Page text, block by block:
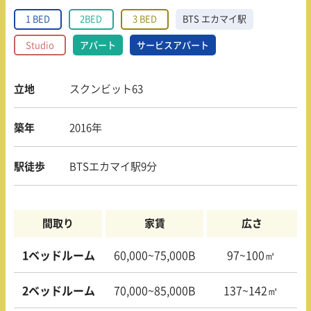
1 BED 2BED 3 BED BTS エカマイ駅
Studio アパート サービスアパート
立地 スクンビット63
築年 2016年
駅徒歩 BTSエカマイ駅9分
間取り 家賃 広さ
1ベッドルーム 60,000~75,000B 97~100㎡
2ベッドルーム 70,000~85,000B 137~142㎡